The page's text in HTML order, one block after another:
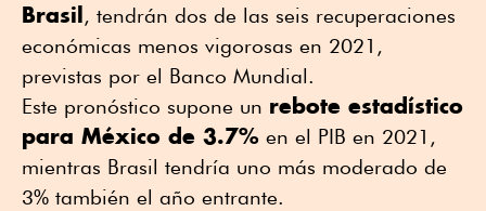
Brasil , tendrán dos de las seis recuperaciones
económicas menos vigorosas en 2021,
previstas por el Banco Mundial.
Este pronóstico supone un rebote estadístico
para México de 3.7% en el PIB en 2021,
mientras Brasil tendría uno más moderado de
3% también el año entrante.